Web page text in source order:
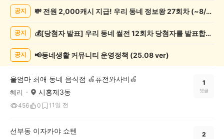
록
공지 💸 전원 2,000캐시 지급! 우리 동네 정보왕 27회차 (~8/10)
공지 💰[당첨자 발표] 우리 동네 썰전 12회차 당첨자를 발표합니다!
공지 📢동네생활 커뮤니티 운영정책 (25.08 ver)
울엄마 최애 동네 음식점 🍏퓨전와사비🍏
혜리 시흥제3동
456 0 1 1일 전
1
댓글
선부동 이자카야 쇼텐 2